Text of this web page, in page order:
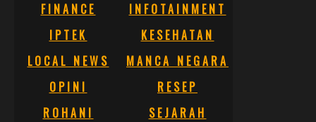
FINANCE
INFOTAINMENT
IPTEK
KESEHATAN
LOCAL NEWS
MANCA NEGARA
OPINI
RESEP
ROHANI
SEJARAH